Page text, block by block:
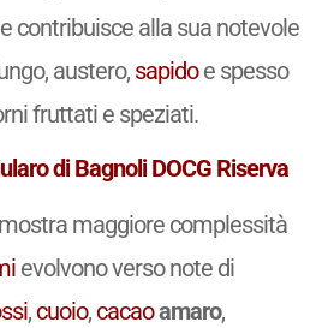
contribuisce alla sua notevole
austero, sapidoe spesso
fruttati e speziati.
di Bagnoli DOCG Riserva
maggiore complessità
evolvono verso note di
, cuoio, cacaoamaro,